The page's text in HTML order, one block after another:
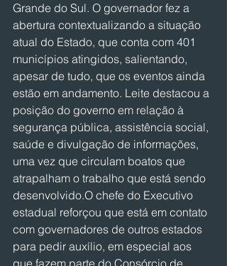
Grande do Sul. O governador fez a
abertura contextualizando a situação
atual do Estado, que conta com 401
municípios atingidos, salientando,
apesar de tudo, que os eventos ainda
estão em andamento. Leite destacou a
posição do governo em relação à
segurança pública, assistência social,
saúde e divulgação de informações,
uma vez que circulam boatos que
atrapalham o trabalho que está sendo
desenvolvido.O chefe do Executivo
estadual reforçou que está em contato
com governadores de outros estados
para pedir auxílio, em especial aos
que fazem parte do Consórcio de